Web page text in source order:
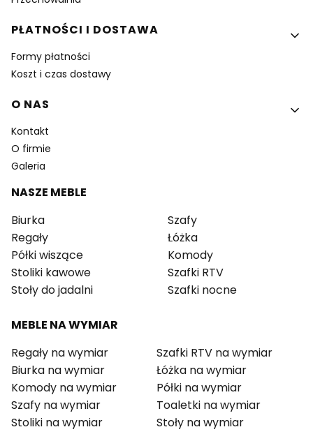
PŁATNOŚCI I DOSTAWA
Formy płatności
Koszt i czas dostawy
O NAS
Kontakt
O firmie
Galeria
NASZE MEBLE
Biurka
Regały
Półki wiszące
Stoliki kawowe
Stoły do jadalni
Szafy
Łóżka
Komody
Szafki RTV
Szafki nocne
MEBLE NA WYMIAR
Regały na wymiar
Biurka na wymiar
Komody na wymiar
Szafy na wymiar
Stoliki na wymiar
Szafki RTV na wymiar
Łóżka na wymiar
Półki na wymiar
Toaletki na wymiar
Stoły na wymiar